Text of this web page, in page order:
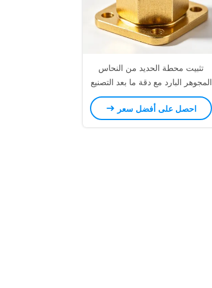
تثبيت محطة الحديد من النحاس
المجوهر البارد مع دقة ما بعد التصنيع
CNC لموصلات الطاقة عالية
التوصيل
احصل على أفضل سعر